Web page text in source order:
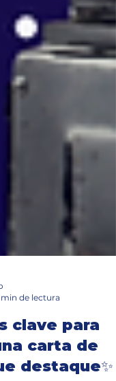
de lectura
clave para
carta de